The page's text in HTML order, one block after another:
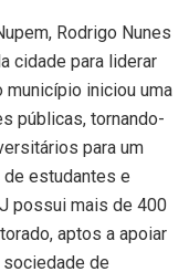
Rodrigo Nunes
cidade para liderar
município iniciou uma
públicas, tornando-
para um
estudantes e
possui mais de 400
aptos a apoiar
de